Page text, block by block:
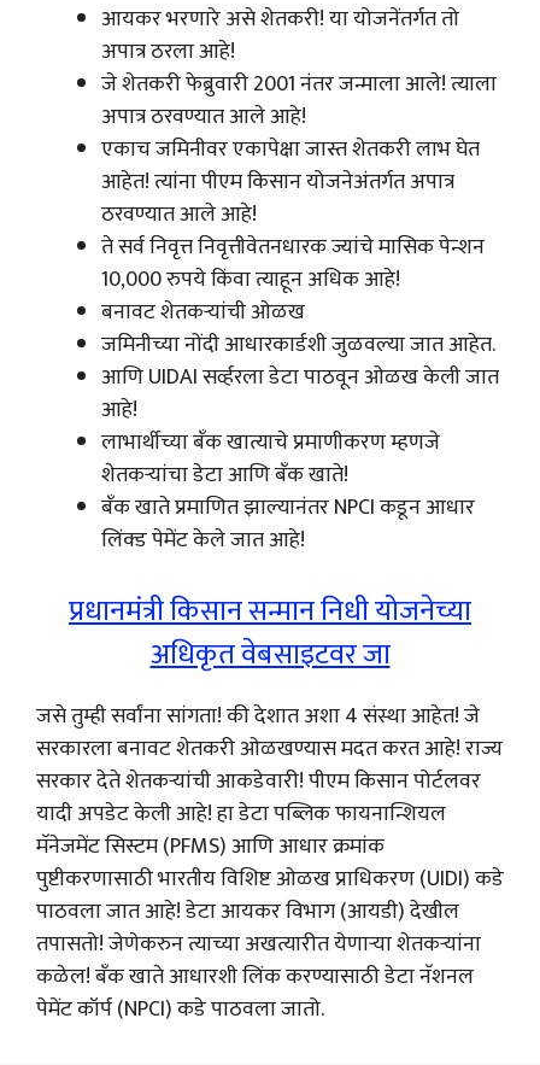
आयकर भरणारे असे शेतकरी! या योजनेंतर्गत तो
अपात्र ठरला आहे!
जे शेतकरी फेब्रुवारी 2001 नंतर जन्माला आले! त्याला
अपात्र ठरवण्यात आले आहे!
एकाच जमिनीवर एकापेक्षा जास्त शेतकरी लाभ घेत
आहेत! त्यांना पीएम किसान योजनेअंतर्गत अपात्र
ठरवण्यात आले आहे!
ते सर्व निवृत्त निवृत्तीवेतनधारक ज्यांचे मासिक पेन्शन
10,000 रुपये किंवा त्याहून अधिक आहे!
बनावट शेतकऱ्यांची ओळख
जमिनीच्या नोंदी आधारकार्डशी जुळवल्या जात आहेत.
आणि UIDAI सर्व्हरला डेटा पाठवून ओळख केली जात
आहे!
लाभार्थीच्या बँक खात्याचे प्रमाणीकरण म्हणजे
शेतकऱ्यांचा डेटा आणि बँक खाते!
बँक खाते प्रमाणित झाल्यानंतर NPCI कडून आधार
लिंक्ड पेमेंट केले जात आहे!
प्रधानमंत्री किसान सन्मान निधी योजनेच्या
अधिकृत वेबसाइटवर जा
जसे तुम्ही सर्वांना सांगता! की देशात अशा 4 संस्था आहेत! जे
सरकारला बनावट शेतकरी ओळखण्यास मदत करत आहे! राज्य
सरकार देते शेतकऱ्यांची आकडेवारी! पीएम किसान पोर्टलवर
यादी अपडेट केली आहे! हा डेटा पब्लिक फायनान्शियल
मॅनेजमेंट सिस्टम (PFMS) आणि आधार क्रमांक
पुष्टीकरणासाठी भारतीय विशिष्ट ओळख प्राधिकरण (UIDI) कडे
पाठवला जात आहे! डेटा आयकर विभाग (आयडी) देखील
तपासतो! जेणेकरुन त्याच्या अखत्यारीत येणाऱ्या शेतकऱ्यांना
कळेल! बँक खाते आधारशी लिंक करण्यासाठी डेटा नॅशनल
पेमेंट कॉर्प (NPCI) कडे पाठवला जातो.